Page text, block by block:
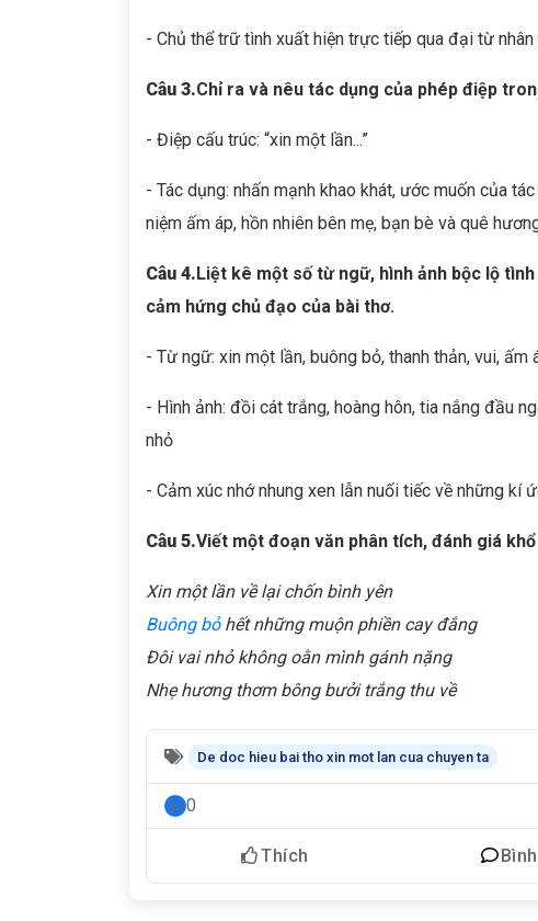
- Chủ thể trữ tình xuất hiện trực tiếp qua đại từ
Câu 3.Chỉ ra và nêu tác dụng của phép điệp
- Điệp cấu trúc: “xin một lần...”
- Tác dụng: nhấn mạnh khao khát, ước muốn của
niệm ấm áp, hồn nhiên bên mẹ, bạn bè và quê
Câu 4.Liệt kê một số từ ngữ, hình ảnh bộc lộ
cảm hứng chủ đạo của bài thơ.
- Từ ngữ: xin một lần, buông bỏ, thanh thản, vui, ấm
- Hình ảnh: đồi cát trắng, hoàng hôn, tia nắng đầu
nhỏ
- Cảm xúc nhớ nhung xen lẫn nuối tiếc về những kí
Câu 5.Viết một đoạn văn phân tích, đánh giá
Xin một lần về lại chốn bình yên
Buông bỏhết những muộn phiền cay đắng
Đôi vai nhỏ không oằn mình gánh nặng
Nhẹ hương thơm bông bưởi trắng thu về
De doc hieu bai tho xin mot lan cua chuyen ta
0
Thích